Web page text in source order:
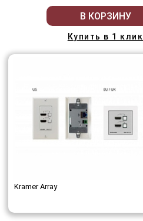
В КОРЗИНУ
Купить в 1 клик
Kramer Array